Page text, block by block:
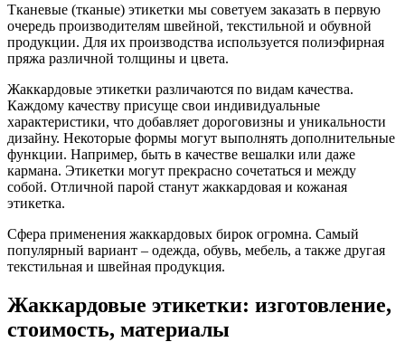
Тканевые (тканые) этикетки мы советуем заказать в первую
очередь производителям швейной, текстильной и обувной
продукции. Для их производства используется полиэфирная
пряжа различной толщины и цвета.
Жаккардовые этикетки различаются по видам качества.
Каждому качеству присуще свои индивидуальные
характеристики, что добавляет дороговизны и уникальности
дизайну. Некоторые формы могут выполнять дополнительные
функции. Например, быть в качестве вешалки или даже
кармана. Этикетки могут прекрасно сочетаться и между
собой. Отличной парой станут жаккардовая и кожаная
этикетка.
Сфера применения жаккардовых бирок огромна. Самый
популярный вариант – одежда, обувь, мебель, а также другая
текстильная и швейная продукция.
Жаккардовые этикетки: изготовление,
стоимость, материалы